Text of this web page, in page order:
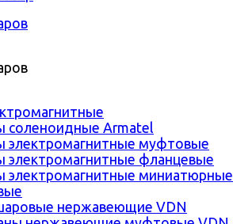
соленоидные Armatel
электромагнитные муфтовые
электромагнитные фланцевые
электромагнитные миниатюрные
нержавеющие VDN